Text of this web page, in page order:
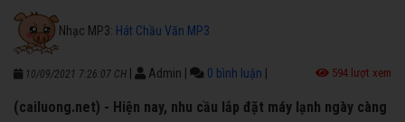
Nhạc MP3: Hát Chầu Văn MP3
10/09/2021 7:26:07 CH Admin 0 bình luận 594 lượt xem
(cailuong.net) - Hiện nay, nhu cầu lắp đặt máy lạnh ngày càng